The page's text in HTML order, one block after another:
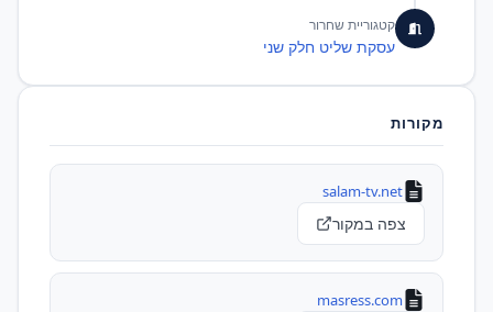
קטגוריית שחרור
עסקת שליט חלק שני
מקורות
salam-tv.net
צפה במקור
masress.com